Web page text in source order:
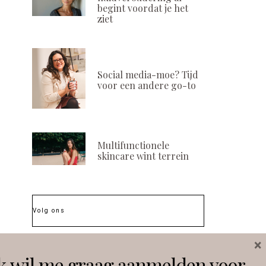
begint voordat je het
ziet
Social media-moe? Tijd
voor een andere go-to
Multifunctionele
skincare wint terrein
Volg ons
×